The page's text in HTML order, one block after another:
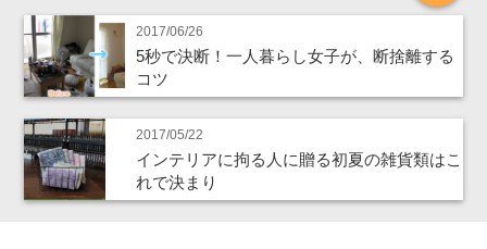
2017/06/26
5秒で決断！一人暮らし女子が、断捨離する
コツ
2017/05/22
インテリアに拘る人に贈る初夏の雑貨類はこ
れで決まり